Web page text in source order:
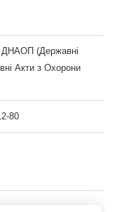
(Державні
Акти з Охорони
80